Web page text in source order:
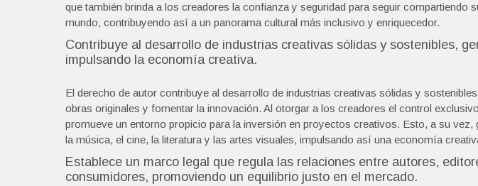
que también brinda a los creadores la confianza y seguridad para seguir compartiendo
mundo, contribuyendo así a un panorama cultural más inclusivo y enriquecedor.
Contribuye al desarrollo de industrias creativas sólidas y sostenibles,
impulsando la economía creativa.
El derecho de autor contribuye al desarrollo de industrias creativas sólidas y
obras originales y fomentar la innovación. Al otorgar a los creadores el control
promueve un entorno propicio para la inversión en proyectos creativos. Esto, a su
la música, el cine, la literatura y las artes visuales, impulsando así una economía
Establece un marco legal que regula las relaciones entre autores,
consumidores, promoviendo un equilibrio justo en el mercado.